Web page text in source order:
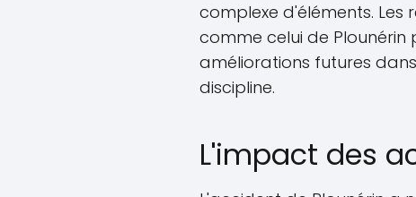
complexe d'éléments. Les
comme celui de
améliorations futures
discipline.
L'impact des